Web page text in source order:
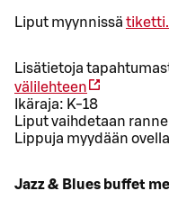
Liput myynnissä
Lisätietoja
välilehteen
Ikäraja: K-18
Liput vaihdetaan
Lippuja myydään
Jazz & Blues buffet